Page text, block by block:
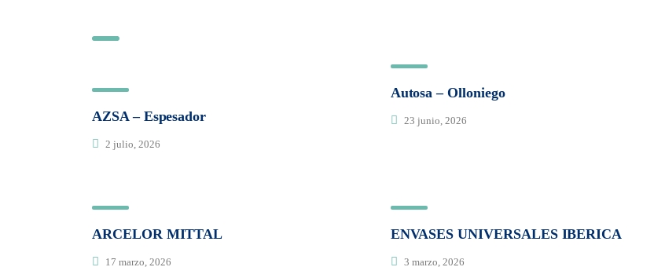
AZSA – Espesador
2 julio, 2026
Autosa – Olloniego
23 junio, 2026
ARCELOR MITTAL
17 marzo, 2026
ENVASES UNIVERSALES IBERICA
3 marzo, 2026